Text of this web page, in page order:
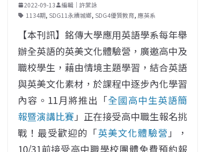
2022-09-13
編輯｜許棠詠
1134期, SDG11永續城鄉, SDG4優質教育, 應英系
【本刊訊】銘傳大學應用英語學系每年舉
辦全英語的英美文化體驗營，廣邀高中及
職校學生，藉由情境主題學習，結合英語
與英美文化素材，於課程中逐步內化學習
內容。11月將推出「全國高中生英語簡
報暨演講比賽 」正在接受高中職生報名挑
戰！最受歡迎的「英美文化體驗營 」，
10/31前接受高中職學校團體免費預約報